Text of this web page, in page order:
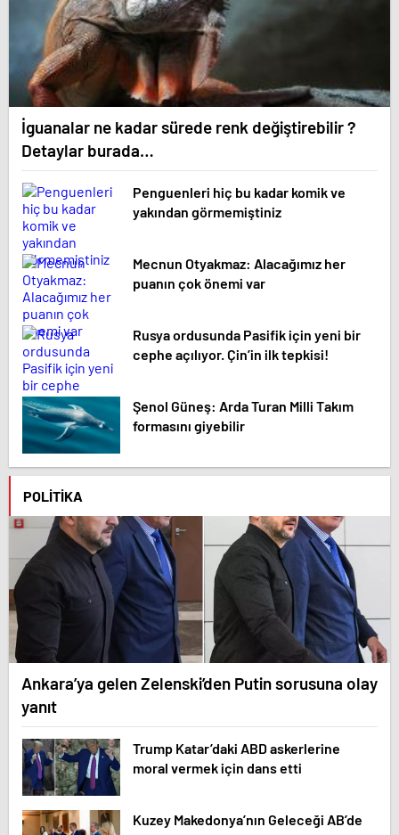
İguanalar ne kadar sürede renk değiştirebilir ?
Detaylar burada…
Penguenleri hiç bu kadar komik ve
yakından görmemiştiniz
Mecnun Otyakmaz: Alacağımız her
puanın çok önemi var
Rusya ordusunda Pasifik için yeni bir
cephe açılıyor. Çin’in ilk tepkisi!
Şenol Güneş: Arda Turan Milli Takım
formasını giyebilir
POLITIKA
Ankara’ya gelen Zelenski’den Putin sorusuna olay
yanıt
Trump Katar’daki ABD askerlerine
moral vermek için dans etti
Kuzey Makedonya’nın Geleceği AB’de